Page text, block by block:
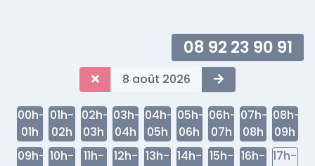
08 92 23 90 91
8 août 2026
00h-
01h
01h-
02h
02h-
03h
03h-
04h
04h-
05h
05h-
06h
06h-
07h
07h-
08h
08h-
09h
09h- 10h-
11h-
12h- 13h- 14h- 15h- 16h- 17h-